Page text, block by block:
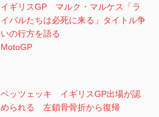
イギリスGP マルク・マルケス「ラ
イバルたちは必死に来る」タイトル争
いの行方を語る
MotoGP
ベッツェッキ イギリスGP出場が認
められる 左鎖骨骨折から復帰